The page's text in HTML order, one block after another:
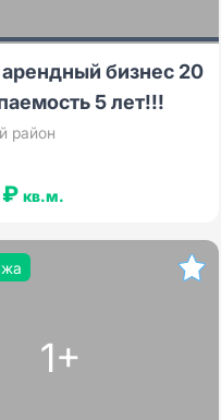
бизнес 20
5 лет!!!
район
кв.м.
1+